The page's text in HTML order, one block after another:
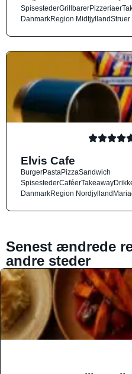
SpisestederGrillbarerPizzeriaer
DanmarkRegion MidtjyllandStruer
Elvis Cafe
BurgerPastaPizzaSandwich
SpisestederCaféerTakeaway
DanmarkRegion Nordjylland
Senest ændrede
andre steder